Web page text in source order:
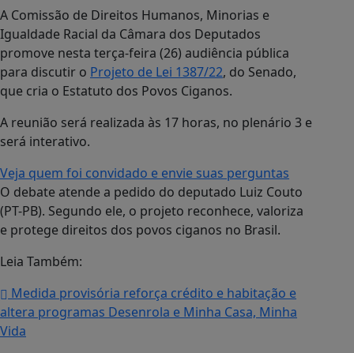
A Comissão de Direitos Humanos, Minorias e
Igualdade Racial da Câmara dos Deputados
promove nesta terça-feira (26) audiência pública
para discutir o Projeto de Lei 1387/22, do Senado,
que cria o Estatuto dos Povos Ciganos.
A reunião será realizada às 17 horas, no plenário 3 e
será interativo.
Veja quem foi convidado e envie suas perguntas
O debate atende a pedido do deputado Luiz Couto
(PT-PB). Segundo ele, o projeto reconhece, valoriza
e protege direitos dos povos ciganos no Brasil.
Leia Também:
Medida provisória reforça crédito e habitação e
altera programas Desenrola e Minha Casa, Minha
Vida